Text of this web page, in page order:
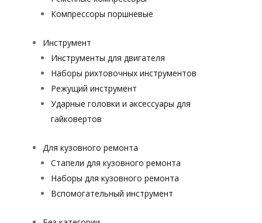
Компрессоры поршневые
Инструмент
Инструменты для двигателя
Наборы рихтовочных инструментов
Режущий инструмент
Ударные головки и аксессуары для
гайковертов
Для кузовного ремонта
Стапели для кузовного ремонта
Наборы для кузовного ремонта
Вспомогательный инструмент